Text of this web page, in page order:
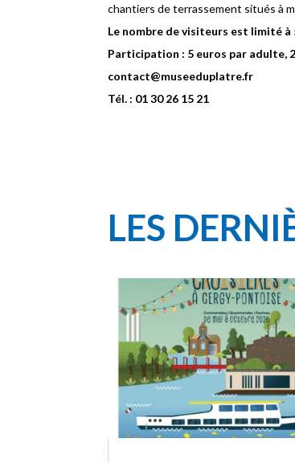
chantiers de terrassement situés à
Le nombre de visiteurs est limité à
Participation : 5 euros par adulte,
contact@museeduplatre.fr
Tél. : 01 30 26 15 21
LES